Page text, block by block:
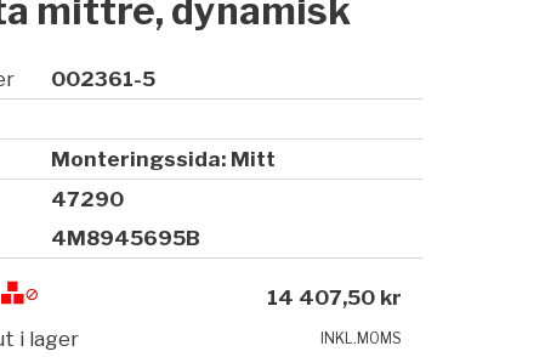
mittre, dynamisk
002361-5
Monteringssida: Mitt
47290
4M8945695B
i lager
14 407,50 kr
INKL.MOMS